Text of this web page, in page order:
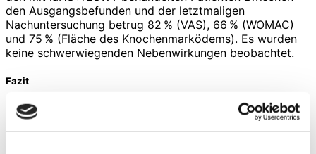
den Ausgangsbefunden und der letztmaligen
Nachuntersuchung betrug 82 % (VAS), 66 % (WOMAC)
und 75 % (Fläche des Knochenmarködems). Es wurden
keine schwerwiegenden Nebenwirkungen beobachtet.
Fazit
Die Ergebnisse dieser Studie legen erstmals nahe, dass
die Kombination von iaHS+rESWT bei der Behandlung
von PFODP sicher und wirksamer ist als iaHS allein.